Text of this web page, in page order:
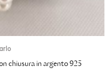
chiusura in argento 925